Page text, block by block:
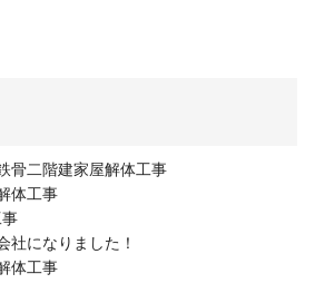
二階建家屋解体工事
体工事
社になりました！
体工事